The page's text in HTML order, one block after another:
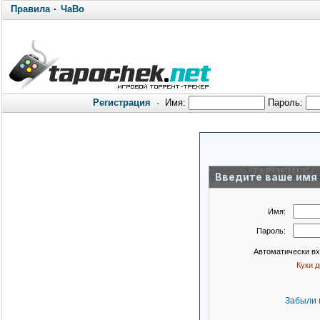
Правила· ЧаВо
Регистрация · Имя: Пароль:
Введите ваше имя
Имя:
Пароль:
Автоматически
Куки
Забыли